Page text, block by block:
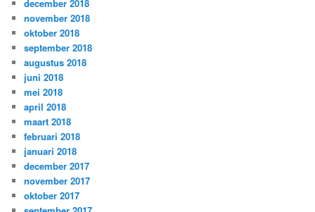
december 2018
november 2018
oktober 2018
september 2018
augustus 2018
juni 2018
mei 2018
april 2018
maart 2018
februari 2018
januari 2018
december 2017
november 2017
oktober 2017